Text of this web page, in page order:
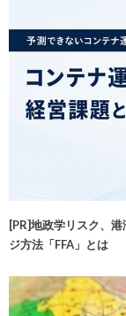
[PR]地政学リスク、
ジ方法「FFA」とは